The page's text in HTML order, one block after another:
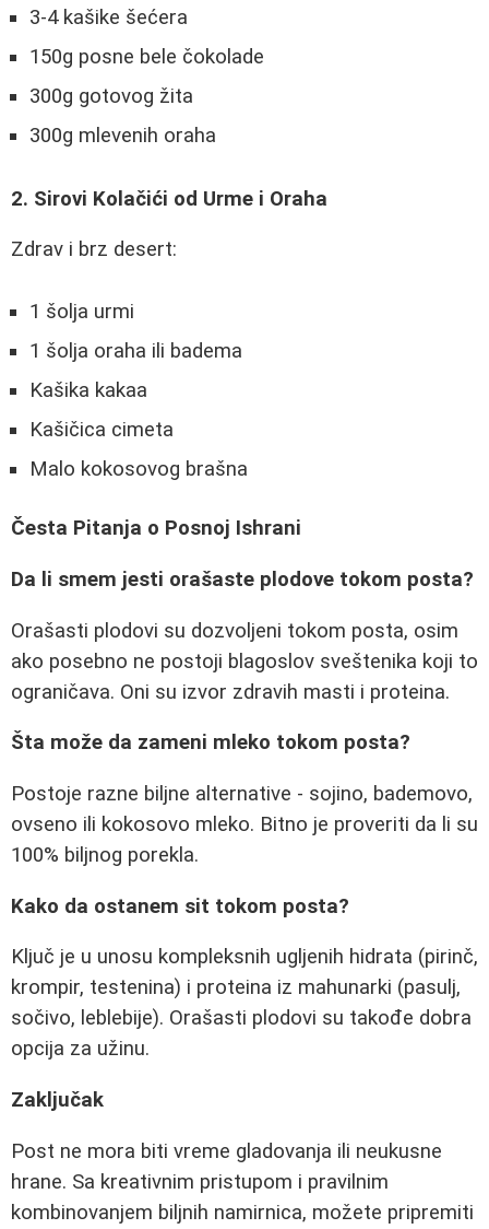
3-4 kašike šećera
150g posne bele čokolade
300g gotovog žita
300g mlevenih oraha
2. Sirovi Kolačići od Urme i Oraha
Zdrav i brz desert:
1 šolja urmi
1 šolja oraha ili badema
Kašika kakaa
Kašičica cimeta
Malo kokosovog brašna
Česta Pitanja o Posnoj Ishrani
Da li smem jesti orašaste plodove tokom posta?
Orašasti plodovi su dozvoljeni tokom posta, osim
ako posebno ne postoji blagoslov sveštenika koji to
ograničava. Oni su izvor zdravih masti i proteina.
Šta može da zameni mleko tokom posta?
Postoje razne biljne alternative - sojino, bademovo,
ovseno ili kokosovo mleko. Bitno je proveriti da li su
100% biljnog porekla.
Kako da ostanem sit tokom posta?
Ključ je u unosu kompleksnih ugljenih hidrata (pirinč,
krompir, testenina) i proteina iz mahunarki (pasulj,
sočivo, leblebije). Orašasti plodovi su takođe dobra
opcija za užinu.
Zaključak
Post ne mora biti vreme gladovanja ili neukusne
hrane. Sa kreativnim pristupom i pravilnim
kombinovanjem biljnih namirnica, možete pripremiti